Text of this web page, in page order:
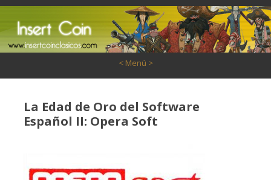
< Menú >
La Edad de Oro del Software
Español II: Opera Soft